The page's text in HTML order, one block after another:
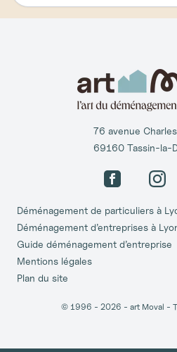
76 avenue
69160 Tassin-la-
Facebook
Déménagement de particuliers à
Déménagement d’entreprises à
Guide déménagement d’entreprise
Mentions légales
Plan du site
© 1996 - 2026 - art Moval -